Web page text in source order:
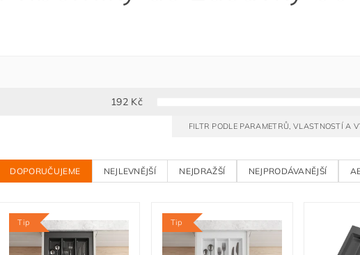
192 Kč
FILTR PODLE PARAMETRŮ, VLASTNOSTÍ A
DOPORUČUJEME NEJLEVNĚJŠÍ NEJDRAŽŠÍ NEJPRODÁVANĚJŠÍ
Tip Tip